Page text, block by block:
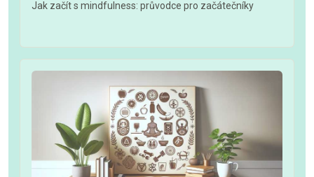
Jak začít s mindfulness: průvodce pro začátečníky